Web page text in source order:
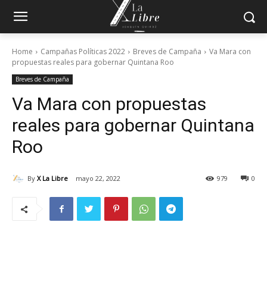
Home Campañas Políticas 2022 Breves de Campaña
Va Mara con
propuestas reales para gobernar Quintana Roo
Breves de Campaña
Va Mara con propuestas
reales para gobernar Quintana
Roo
By X La Libre mayo 22, 2022 0
979